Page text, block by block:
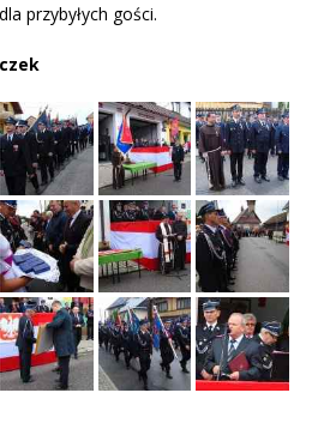
przybyłych gości.